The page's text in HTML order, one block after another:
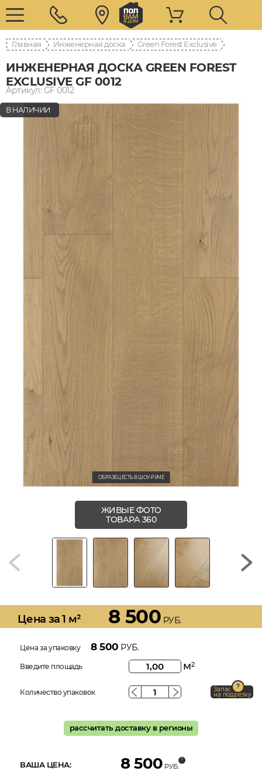
Главная Инженерная доска Green Forest Exclusive
ИНЖЕНЕРНАЯ ДОСКА GREEN FOREST
EXCLUSIVE GF 0012
Артикул: GF 0012
В НАЛИЧИИ
ОБРАЗЕЦ ЕСТЬ В ШОУ-РУМЕ
ЖИВЫЕ ФОТО
ТОВАРА 360
Цена за 1 м² 8 500 РУБ.
Цена за упаковку 8 500 РУБ.
Введите площадь м2
Количество упаковок Запас
на подрезку
рассчитать доставку в регионы
ВАША ЦЕНА: 8 500 РУБ.